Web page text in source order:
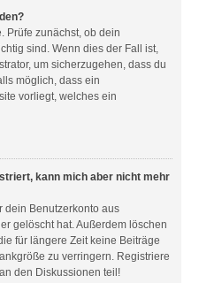
Prüfe zunächst, ob dein
sind. Wenn dies der Fall ist,
um sicherzugehen, dass du
möglich, dass ein
vorliegt, welches ein
kann mich aber nicht mehr
dein Benutzerkonto aus
gelöscht hat. Außerdem löschen
für längere Zeit keine Beiträge
zu verringern. Registriere
den Diskussionen teil!